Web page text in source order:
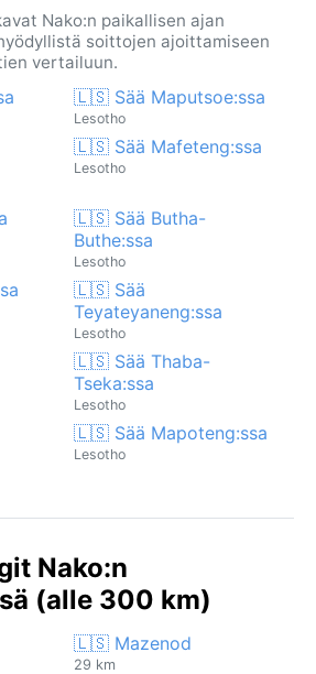
Nako:n paikallisen ajan
soittojen ajoittamiseen
vertailuun.
🇱🇸 Sää Maputsoe:ssa
Lesotho
🇱🇸 Sää Mafeteng:ssa
Lesotho
🇱🇸 Sää Butha-
Buthe:ssa
Lesotho
🇱🇸 Sää
Teyateyaneng:ssa
Lesotho
🇱🇸 Sää Thaba-
Tseka:ssa
Lesotho
🇱🇸 Sää Mapoteng:ssa
Lesotho
Nako:n
(alle 300 km)
🇱🇸 Mazenod
29 km